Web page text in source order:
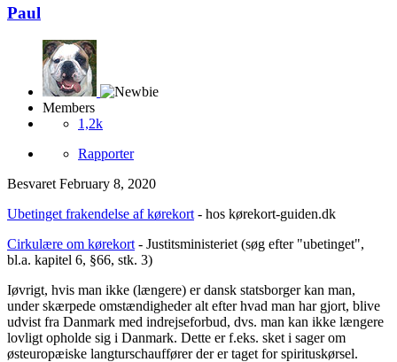
Paul
Members
1,2k
Rapporter
Besvaret February 8, 2020
Ubetinget frakendelse af kørekort - hos kørekort-guiden.dk
Cirkulære om kørekort - Justitsministeriet (søg efter "ubetinget",
bl.a. kapitel 6, §66, stk. 3)
Iøvrigt, hvis man ikke (længere) er dansk statsborger kan man,
under skærpede omstændigheder alt efter hvad man har gjort, blive
udvist fra Danmark med indrejseforbud, dvs. man kan ikke længere
lovligt opholde sig i Danmark. Dette er f.eks. sket i sager om
østeuropæiske langturschauffører der er taget for spirituskørsel.